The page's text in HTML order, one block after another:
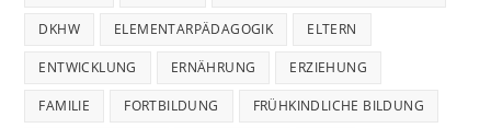
DKHW ELEMENTARPÄDAGOGIK ELTERN
ENTWICKLUNG ERNÄHRUNG ERZIEHUNG
FAMILIE FORTBILDUNG FRÜHKINDLICHE BILDUNG